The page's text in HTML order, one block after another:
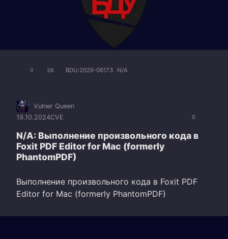
0 38 BDU:2026-06173 N/A
0
Vulner Queen
19.10.2024CVE
N/A: Выполнение произвольного кода в
Foxit PDF Editor for Mac (formerly
PhantomPDF)
Выполнение произвольного кода в Foxit PDF
Editor for Mac (formerly PhantomPDF)